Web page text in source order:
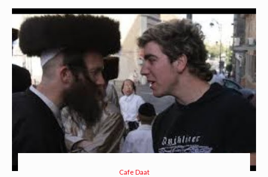
Cafe Daat